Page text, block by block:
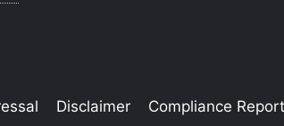
Disclaimer Compliance Report